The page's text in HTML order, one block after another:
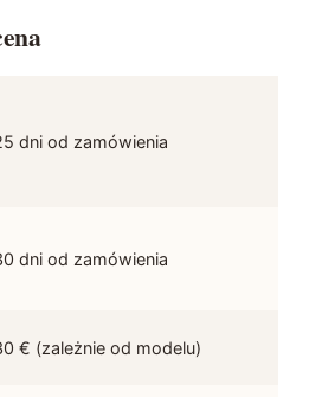
dni od zamówienia
dni od zamówienia
€ (zależnie od modelu)